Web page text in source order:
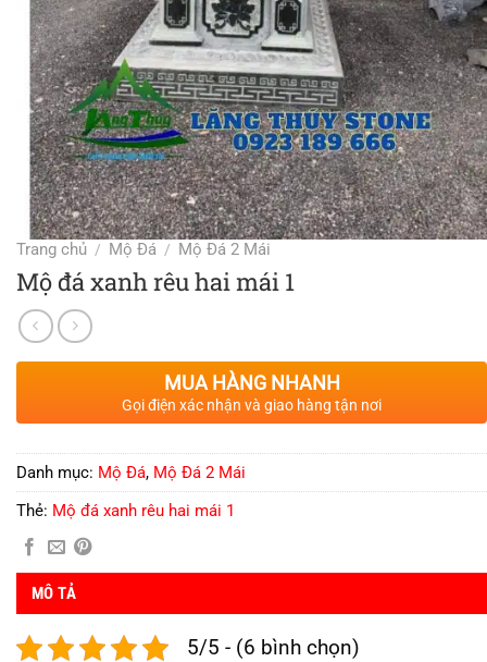
Trang chủ / Mộ Đá / Mộ Đá 2 Mái
Mộ đá xanh rêu hai mái 1
MUA HÀNG NHANH
Gọi điện xác nhận và giao hàng tận nơi
Danh mục: Mộ Đá, Mộ Đá 2 Mái
Thẻ: Mộ đá xanh rêu hai mái 1
MÔ TẢ
5/5 - (6 bình chọn)